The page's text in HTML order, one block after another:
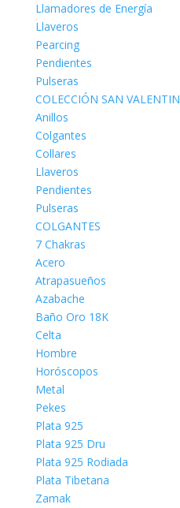
Llamadores de Energía
Llaveros
Pearcing
Pendientes
Pulseras
COLECCIÓN SAN VALENTIN
Anillos
Colgantes
Collares
Llaveros
Pendientes
Pulseras
COLGANTES
7 Chakras
Acero
Atrapasueños
Azabache
Baño Oro 18K
Celta
Hombre
Horóscopos
Metal
Pekes
Plata 925
Plata 925 Dru
Plata 925 Rodiada
Plata Tibetana
Zamak